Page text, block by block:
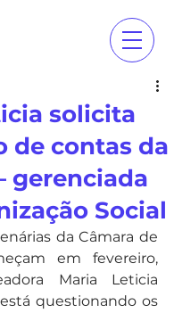
solicita
de contas da
gerenciada
Social
da Câmara de
em fevereiro,
Maria Leticia
questionando os